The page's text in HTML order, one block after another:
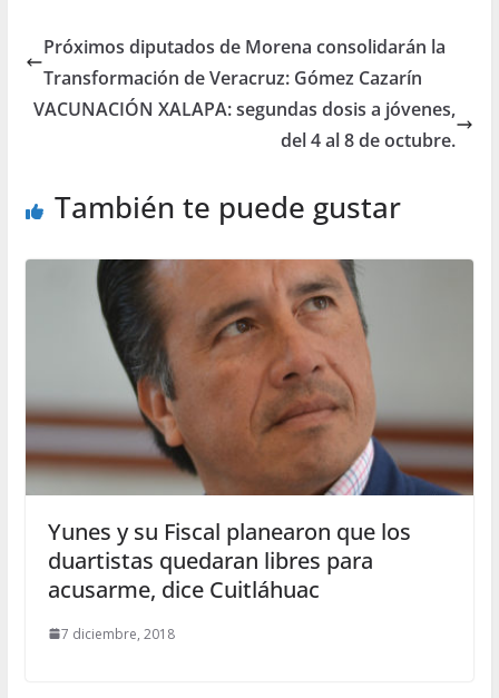
Próximos diputados de Morena consolidarán la
Transformación de Veracruz: Gómez Cazarín
VACUNACIÓN XALAPA: segundas dosis a jóvenes,
del 4 al 8 de octubre.
También te puede gustar
Yunes y su Fiscal planearon que los
duartistas quedaran libres para
acusarme, dice Cuitláhuac
7 diciembre, 2018